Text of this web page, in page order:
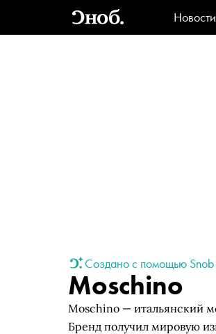
Новости
Создано с помощью Snob
Moschino
Moschino — итальянский
Бренд получил мировую